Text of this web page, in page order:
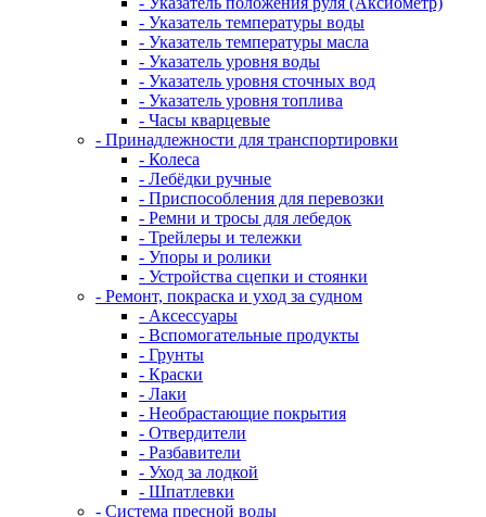
- Указатель температуры воды
- Указатель температуры масла
- Указатель уровня воды
- Указатель уровня сточных вод
- Указатель уровня топлива
- Часы кварцевые
- Принадлежности для транспортировки
- Колеса
- Лебёдки ручные
- Приспособления для перевозки
- Ремни и тросы для лебедок
- Трейлеры и тележки
- Упоры и ролики
- Устройства сцепки и стоянки
- Ремонт, покраска и уход за судном
- Аксессуары
- Вспомогательные продукты
- Грунты
- Краски
- Лаки
- Необрастающие покрытия
- Отвердители
- Разбавители
- Уход за лодкой
- Шпатлевки
- Система пресной воды